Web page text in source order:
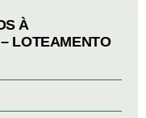
À
LOTEAMENTO